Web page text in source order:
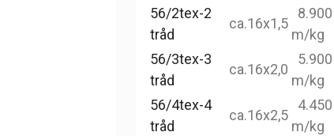
56/2tex-2
tråd
ca.16x1,5
8.900
m/kg
56/3tex-3
tråd
ca.16x2,0
5.900
m/kg
56/4tex-4
tråd
ca.16x2,5
4.450
m/kg